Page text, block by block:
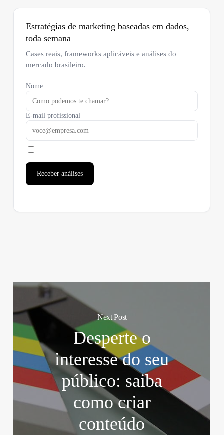
Estratégias de marketing baseadas em dados,
toda semana
Cases reais, frameworks aplicáveis e análises do
mercado brasileiro.
Nome
E-mail profissional
Receber análises
Next Post
Desperte o
interesse do seu
público: saiba
como criar
conteúdo